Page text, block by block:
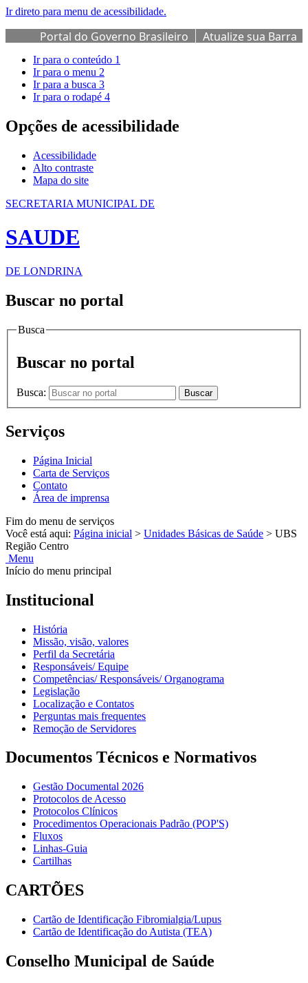
Ir direto para menu de acessibilidade.
Portal do Governo Brasileiro
Atualize sua Barra
de Governo
Ir para o conteúdo 1
Ir para o menu 2
Ir para a busca 3
Ir para o rodapé 4
Opções de acessibilidade
Acessibilidade
Alto contraste
Mapa do site
SECRETARIA MUNICIPAL DE
SAUDE
DE LONDRINA
Buscar no portal
Busca
Buscar no portal
Busca: Buscar
Serviços
Página Inicial
Carta de Serviços
Contato
Área de imprensa
Fim do menu de serviços
Você está aqui: Página inicial > Unidades Básicas de Saúde > UBS
Região Centro
Menu
Início do menu principal
Institucional
História
Missão, visão, valores
Perfil da Secretária
Responsáveis/ Equipe
Competências/ Responsáveis/ Organograma
Legislação
Localização e Contatos
Perguntas mais frequentes
Remoção de Servidores
Documentos Técnicos e Normativos
Gestão Documental 2026
Protocolos de Acesso
Protocolos Clínicos
Procedimentos Operacionais Padrão (POP'S)
Fluxos
Linhas-Guia
Cartilhas
CARTÕES
Cartão de Identificação Fibromialgia/Lupus
Cartão de Identificação do Autista (TEA)
Conselho Municipal de Saúde